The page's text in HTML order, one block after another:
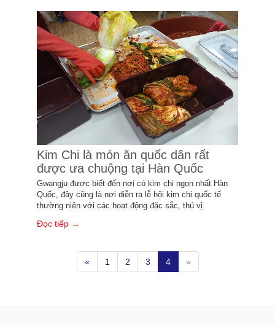
Kim Chi là món ăn quốc dân rất
được ưa chuộng tại Hàn Quốc
Gwangju được biết đến nơi có kim chi ngon nhất Hàn
Quốc, đây cũng là nơi diễn ra lễ hội kim chi quốc tế
thường niên với các hoạt động đặc sắc, thú vị.
Đọc tiếp →
« 1 2 3 4 »